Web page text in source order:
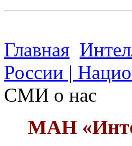
Главная
России |
СМИ о нас
МАН